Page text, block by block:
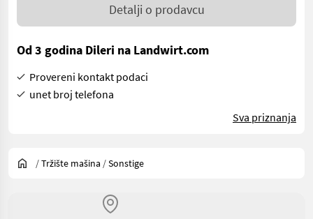
Detalji o prodavcu
Od 3 godina Dileri na Landwirt.com
Provereni kontakt podaci
unet broj telefona
Sva priznanja
/Tržište mašina /Sonstige